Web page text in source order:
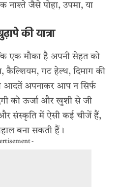
नाश्ते जैसे पोहा, उपमा, या
की यात्रा
एक मौका है अपनी सेहत को
कैल्शियम, गट हेल्थ, दिमाग की
आदतें अपनाकर आप न सिर्फ
को ऊर्जा और खुशी से जी
संस्कृति में ऐसी कई चीजें हैं,
बना सकती हैं।
-